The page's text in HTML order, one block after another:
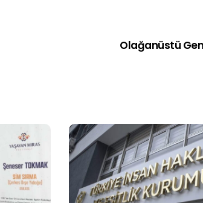
Olağanüstü
Bir Avuç
Sahip